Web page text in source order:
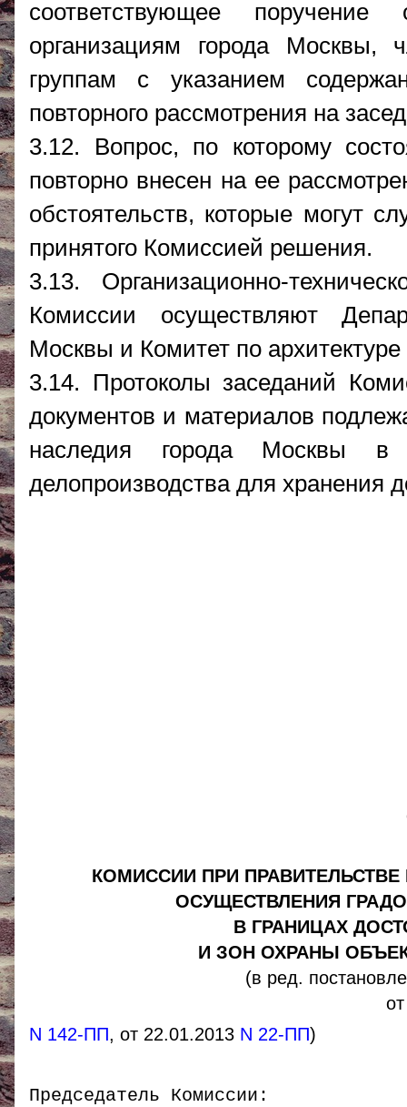
соответствующее
организациям города
группам с указанием
повторного рассмотрения на
3.12. Вопрос, по которому
повторно внесен на ее
обстоятельств, которые могут
принятого Комиссией решения.
3.13. Организационно-
Комиссии осуществляют
Москвы и Комитет по
3.14. Протоколы заседаний
документов и материалов
наследия города Москвы в
делопроизводства для хранения
КОМИССИИ ПРИ
ОСУЩЕСТВЛЕНИЯ
В ГРАНИЦАХ
И ЗОН ОХРАНЫ
(в ред.
N 142-ПП, от 22.01.2013 N 22-ПП)
Председатель Комиссии: